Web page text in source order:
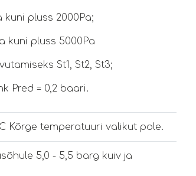
pluss 2000Pa;
kuni pluss 5000Pa
St1, St2, St3;
Pred = 0,2 baari.
Kõrge temperatuuri valikut pole.
5,0 - 5,5 barg kuiv ja